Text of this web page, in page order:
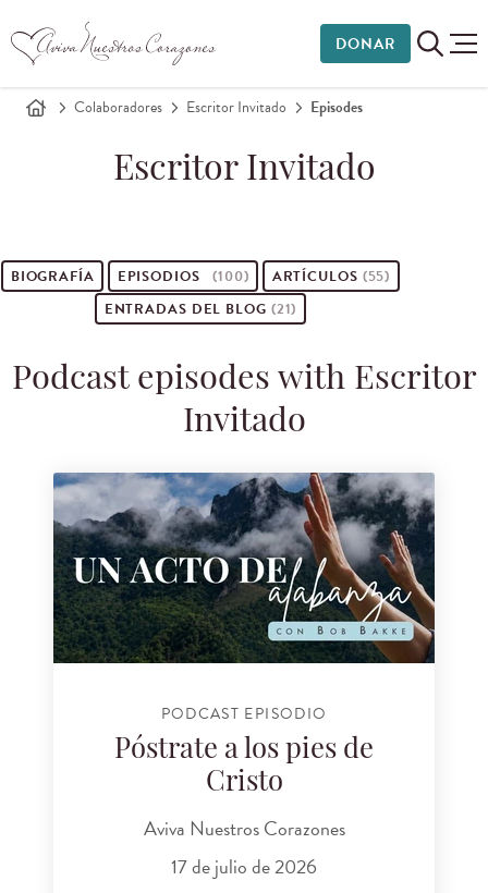
DONAR
Colaboradores Escritor Invitado Episodes
Escritor Invitado
BIOGRAFÍA EPISODIOS (100) ARTÍCULOS (55)
ENTRADAS DEL BLOG (21)
Podcast episodes with Escritor
Invitado
PODCAST EPISODIO
Póstrate a los pies de
Cristo
Aviva Nuestros Corazones
17 de julio de 2026